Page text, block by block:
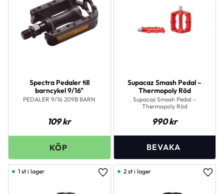
Spectra Pedaler till
barncykel 9/16"
PEDALER 9/16 209B BARN
109kr
Supacaz Smash Pedal –
Thermopoly Röd
Supacaz Smash Pedal –
Thermopoly Röd
990kr
Lägg till i favoriter
1 st i lager 2 st i lager